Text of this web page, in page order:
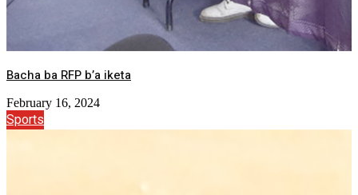
Bacha ba RFP b’a iketa
February 16, 2024
Sports